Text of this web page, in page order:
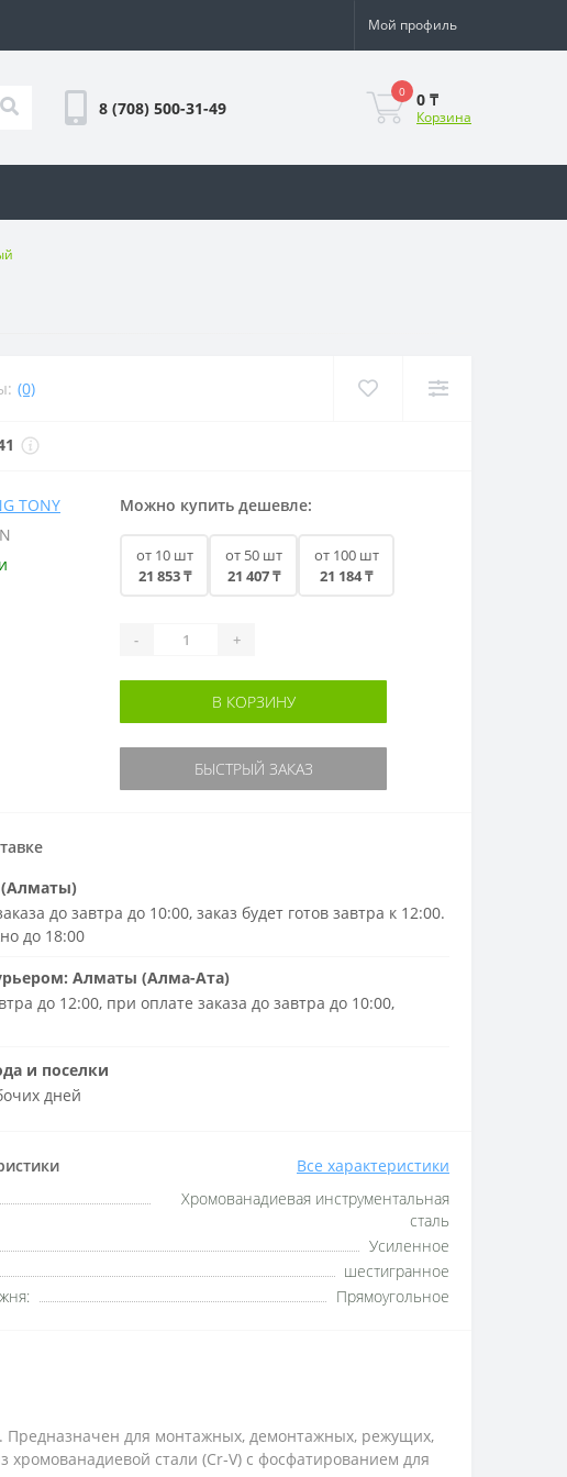
Мой профиль
8 (708) 500-31-49
0 0 ₸
Корзина
(0)
TONY
Можно купить дешевле:
от 10 шт
21 853 ₸
от 50 шт
21 407 ₸
от 100 шт
21 184 ₸
- +
В КОРЗИНУ
БЫСТРЫЙ ЗАКАЗ
до завтра до 10:00, заказ будет готов завтра к 12:00.
до 18:00
: Алматы (Алма-Ата)
до 12:00, при оплате заказа до завтра до 10:00,
и поселки
дней
Все характеристики
Хромованадиевая инструментальная
сталь
Усиленное
шестигранное
Прямоугольное
Предназначен для монтажных, демонтажных, режущих,
хромованадиевой стали (Cr‑V) с фосфатированием для